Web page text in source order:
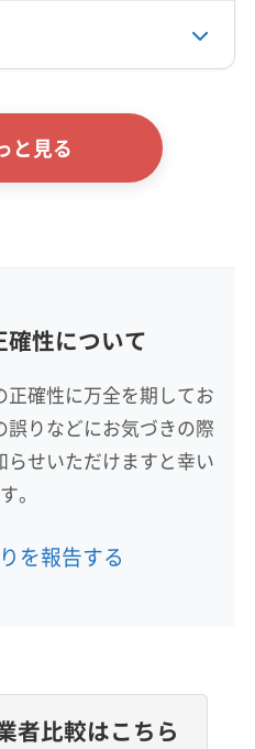
村
下伊那郡喬木村
村
下伊那郡松川町
村
下伊那郡天龍村
村
島町 上伊那郡箕輪町
と見る
性について
確性に万全を期してお
誤りなどにお気づきの際
せいただけますと幸い
。
を報告する
者比較はこちら